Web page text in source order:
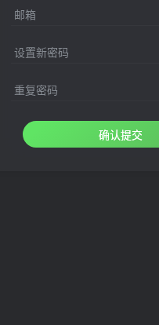
邮箱
设置新密码
重复密码
确认提交